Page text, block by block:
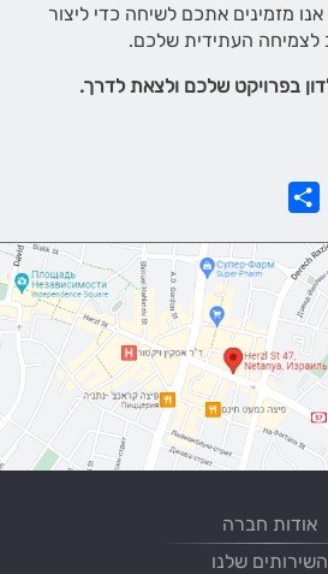
מזמינים אתכם לשיחה כדי ליצור
לצמיחה העתידית שלכם.
בפרויקט שלכם ולצאת לדרך.
Twitter
אודות חברה
השירותים שלנו